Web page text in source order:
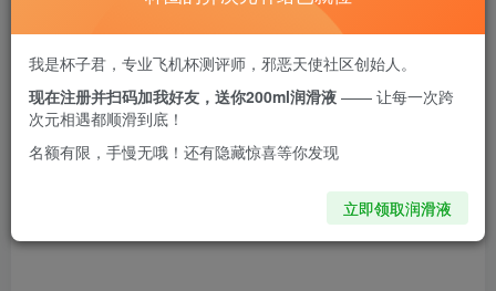
① 外型 5分
② 做工手感 5分
我是杯子君，专业飞机杯测评师，邪恶天使社区创始人。
现在注册并扫码加我好友，送你200ml润滑液 —— 让每一次跨
次元相遇都顺滑到底！
名额有限，手慢无哦！还有隐藏惊喜等你发现
立即领取润滑液